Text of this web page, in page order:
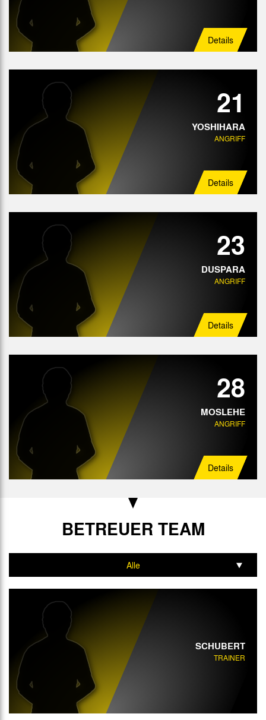
Details
21
YOSHIHARA
ANGRIFF
Details
23
DUSPARA
ANGRIFF
Details
28
MOSLEHE
ANGRIFF
Details
BETREUER TEAM
Alle
Trainer
SCHUBERT
TRAINER